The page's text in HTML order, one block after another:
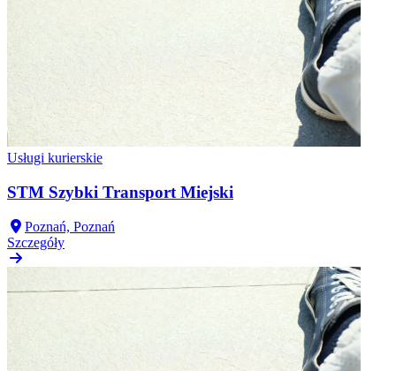
Usługi kurierskie
STM Szybki Transport Miejski
Poznań, Poznań
Szczegóły